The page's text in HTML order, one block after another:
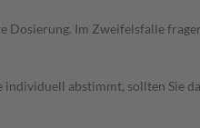
Im Zweifelsfalle
abstimmt, sollten Sie